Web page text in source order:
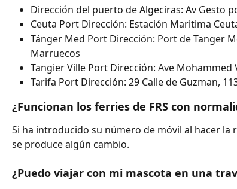
Dirección del puerto de Algeciras: Av Gesto
Ceuta Port Dirección: Estación Maritima
Tánger Med Port Dirección: Port de Tanger
Marruecos
Tangier Ville Port Dirección: Ave Mohammed
Tarifa Port Dirección: 29 Calle de Guzman,
¿Funcionan los ferries de FRS con
Si ha introducido su número de móvil al hacer la
se produce algún cambio.
¿Puedo viajar con mi mascota en una